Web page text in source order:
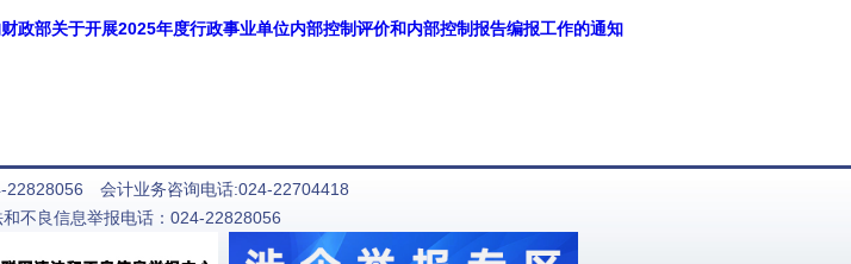
政部关于开展2025年度行政事业单位内部控制评价和内部控制报告编报工作的通知